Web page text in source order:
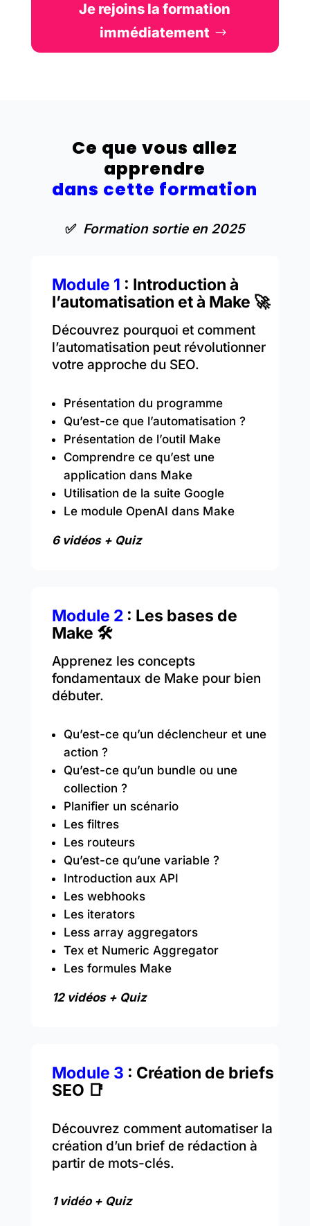
Je rejoins la formation
immédiatement
Ce que vous allez
apprendre
dans cette formation
✅ Formation sortie en 2025
Module 1 : Introduction à
l’automatisation et à Make 🚀
Découvrez pourquoi et comment
l’automatisation peut révolutionner
votre approche du SEO.
Présentation du programme
Qu’est-ce que l’automatisation ?
Présentation de l’outil Make
Comprendre ce qu’est une
application dans Make
Utilisation de la suite Google
Le module OpenAI dans Make
6 vidéos + Quiz
Module 2: Les bases de
Make 🛠️
Apprenez les concepts
fondamentaux de Make pour bien
débuter.
Qu’est-ce qu’un déclencheur et une
action ?
Qu’est-ce qu’un bundle ou une
collection ?
Planifier un scénario
Les filtres
Les routeurs
Qu’est-ce qu’une variable ?
Introduction aux API
Les webhooks
Les iterators
Less array aggregators
Tex et Numeric Aggregator
Les formules Make
12 vidéos + Quiz
Module 3 : Création de briefs
SEO 📑
Découvrez comment automatiser la
création d’un brief de rédaction à
partir de mots-clés.
1 vidéo + Quiz